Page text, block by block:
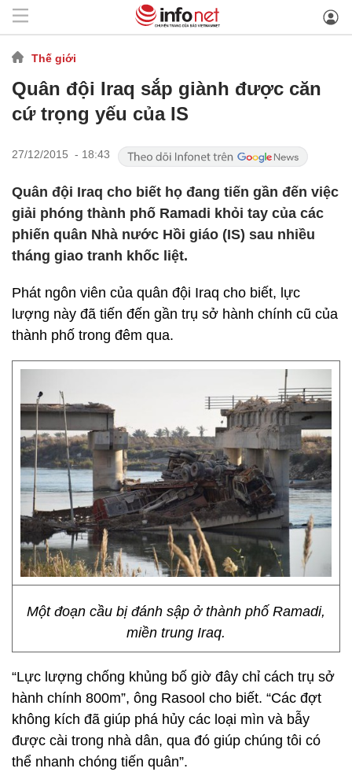
Thế giới
Quân đội Iraq sắp giành được căn
cứ trọng yếu của IS
27/12/2015 - 18:43
Quân đội Iraq cho biết họ đang tiến gần đến việc
giải phóng thành phố Ramadi khỏi tay của các
phiến quân Nhà nước Hồi giáo (IS) sau nhiều
tháng giao tranh khốc liệt.
Phát ngôn viên của quân đội Iraq cho biết, lực
lượng này đã tiến đến gần trụ sở hành chính cũ của
thành phố trong đêm qua.
Một đoạn cầu bị đánh sập ở thành phố Ramadi,
miền trung Iraq.
“Lực lượng chống khủng bố giờ đây chỉ cách trụ sở
hành chính 800m”, ông Rasool cho biết. “Các đợt
không kích đã giúp phá hủy các loại mìn và bẫy
được cài trong nhà dân, qua đó giúp chúng tôi có
thể nhanh chóng tiến quân”.